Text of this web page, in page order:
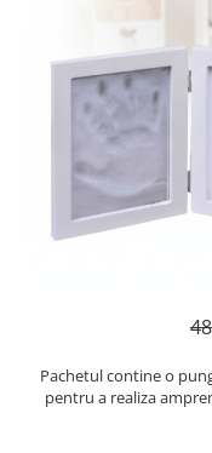
Organizare si
Huse si cutii depozitare
Opritoare usa
Intretinere textile
Sport & Timp liber
Accesorii sportive
Pet Shop
Pachetul contine o
pentru a realiza